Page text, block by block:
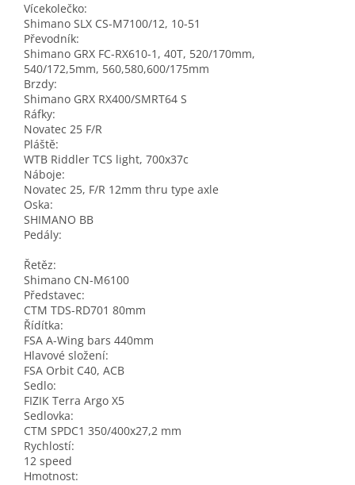
Vícekolečko:
Shimano SLX CS-M7100/12, 10-51
Převodník:
Shimano GRX FC-RX610-1, 40T, 520/170mm,
540/172,5mm, 560,580,600/175mm
Brzdy:
Shimano GRX RX400/SMRT64 S
Ráfky:
Novatec 25 F/R
Pláště:
WTB Riddler TCS light, 700x37c
Náboje:
Novatec 25, F/R 12mm thru type axle
Oska:
SHIMANO BB
Pedály:
Řetěz:
Shimano CN-M6100
Představec:
CTM TDS-RD701 80mm
Řídítka:
FSA A-Wing bars 440mm
Hlavové složení:
FSA Orbit C40, ACB
Sedlo:
FIZIK Terra Argo X5
Sedlovka:
CTM SPDC1 350/400x27,2 mm
Rychlostí:
12 speed
Hmotnost: